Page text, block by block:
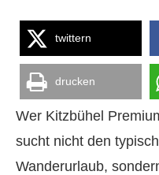
twittern
drucken
Wer Kitzbühel
sucht nicht den
Wanderurlaub,